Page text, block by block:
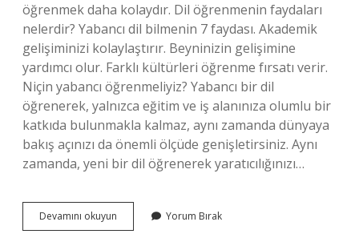
öğrenmek daha kolaydır. Dil öğrenmenin faydaları
nelerdir? Yabancı dil bilmenin 7 faydası. Akademik
gelişiminizi kolaylaştırır. Beyninizin gelişimine
yardımcı olur. Farklı kültürleri öğrenme fırsatı verir.
Niçin yabancı öğrenmeliyiz? Yabancı bir dil
öğrenerek, yalnızca eğitim ve iş alanınıza olumlu bir
katkıda bulunmakla kalmaz, aynı zamanda dünyaya
bakış açınızı da önemli ölçüde genişletirsiniz. Aynı
zamanda, yeni bir dil öğrenerek yaratıcılığınızı…
Devamını okuyun
Dil
Yorum Bırak